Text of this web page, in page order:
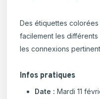
Des étiquettes
facilement les
les connexions
Infos pratiques
Date : Mardi 11